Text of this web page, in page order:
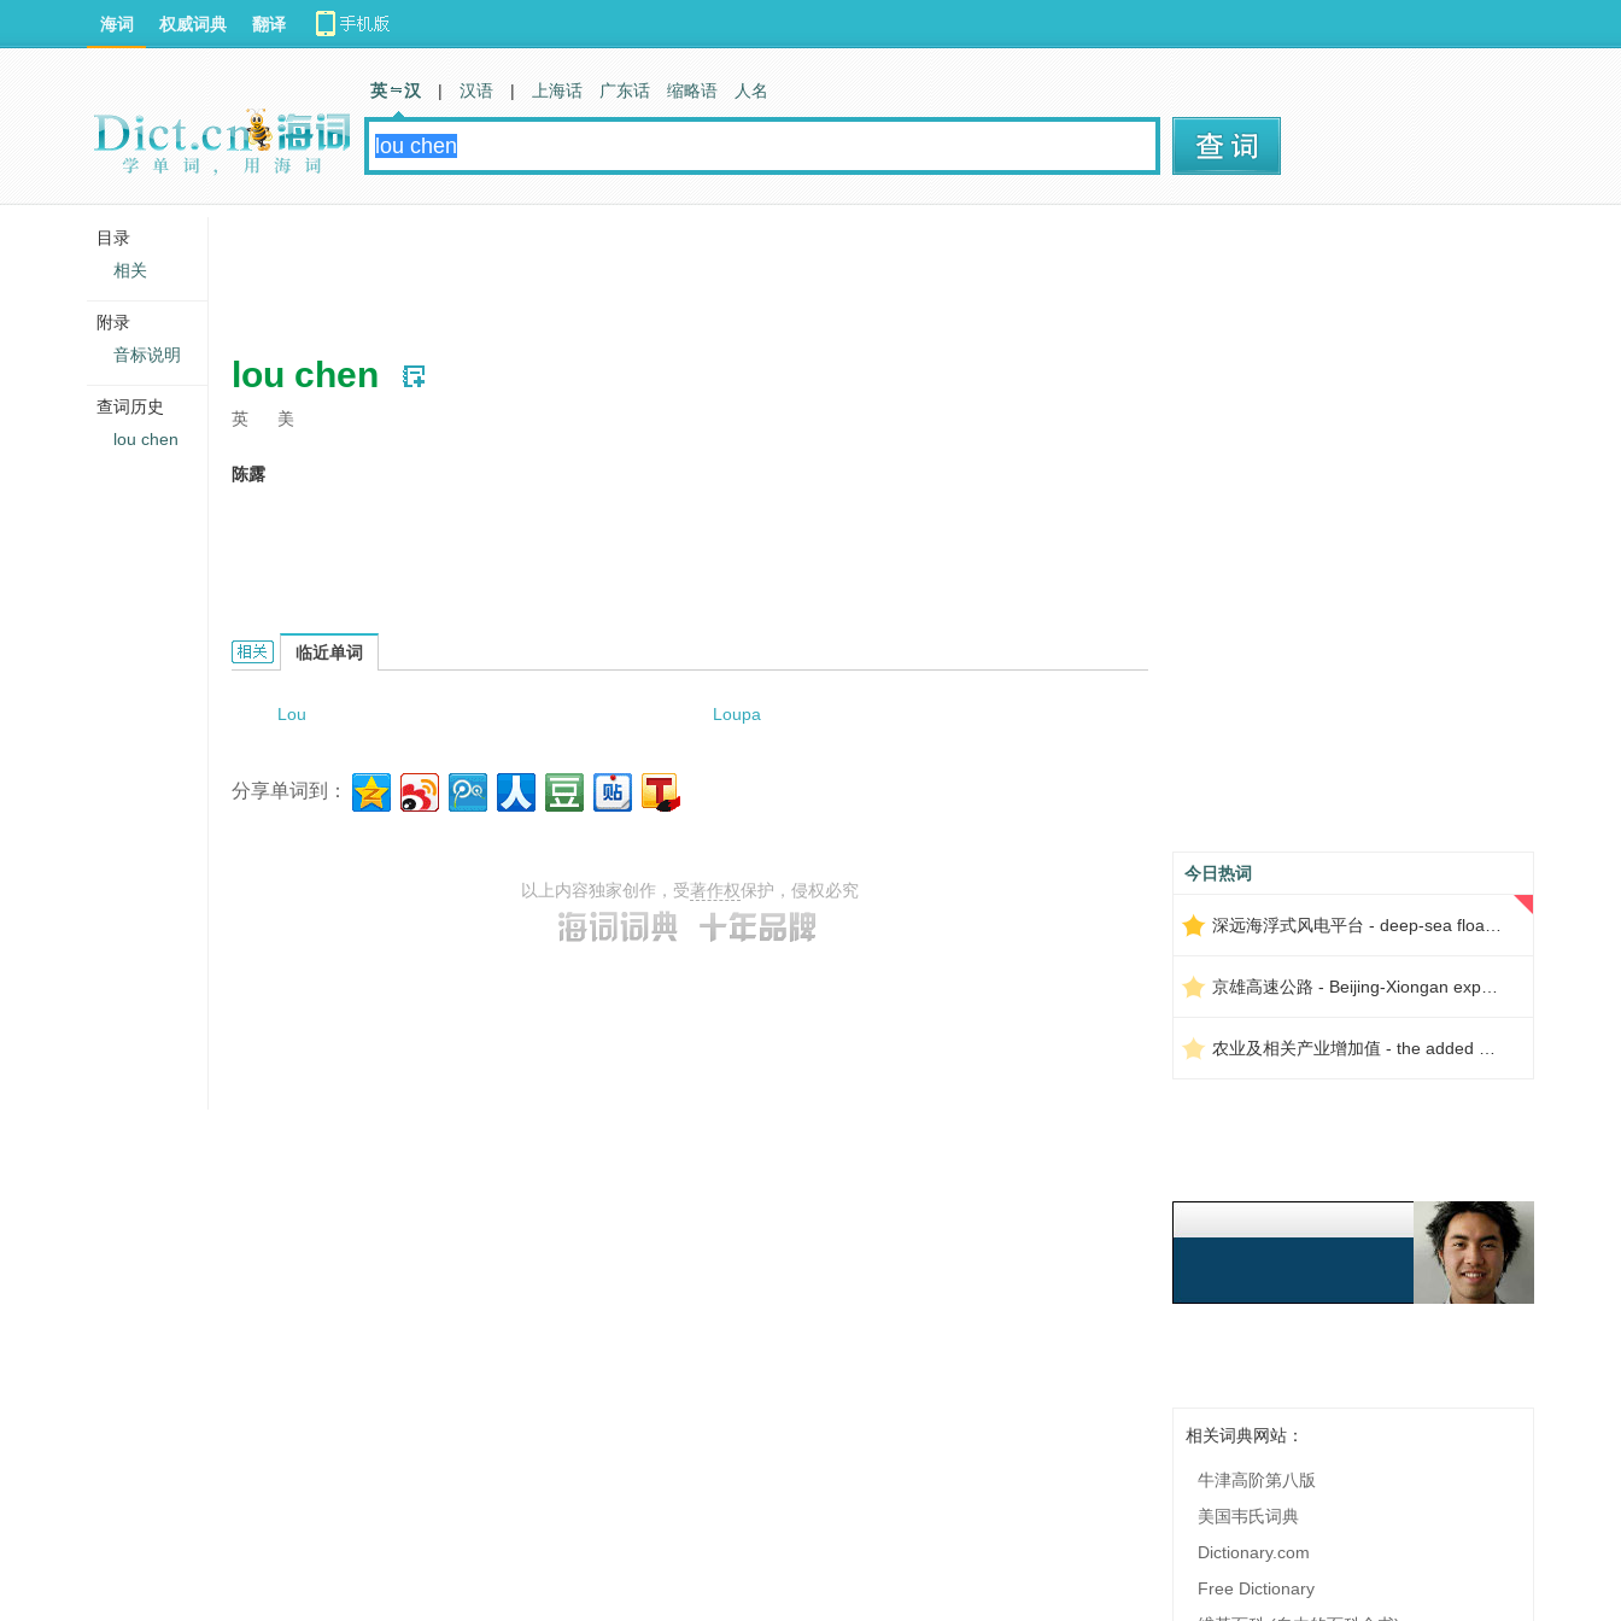
lou chen
英 美
陈露
Lou CHEN的相关资料：
临近单词
Lou Loupa
分享单词到：
以上内容独家创作，受著作权保护，侵权必究
今日热词
相关词典网站：
牛津高阶第八版
美国韦氏词典
Dictionary.com
Free Dictionary
海词 权威词典 翻译
英 汉 | 汉语 | 上海话 广东话 缩略语 人名
目录
相关
附录
音标说明
查词历史
lou chen